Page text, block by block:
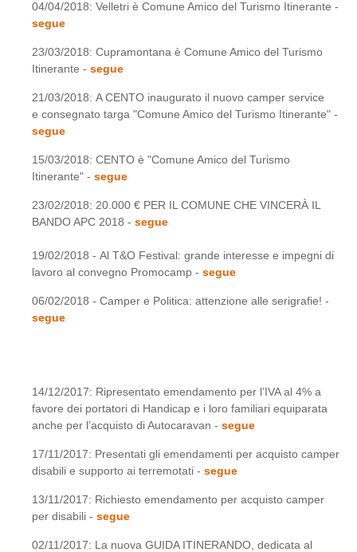
04/04/2018: Velletri è Comune Amico del Turismo Itinerante -
segue
23/03/2018: Cupramontana è Comune Amico del Turismo
Itinerante - segue
21/03/2018: A CENTO inaugurato il nuovo camper service
e consegnato targa "Comune Amico del Turismo Itinerante" -
segue
15/03/2018: CENTO è "Comune Amico del Turismo
Itinerante" - segue
23/02/2018: 20.000 € PER IL COMUNE CHE VINCERÀ IL
BANDO APC 2018 - segue
19/02/2018 - Al T&O Festival: grande interesse e impegni di
lavoro al convegno Promocamp - segue
06/02/2018 - Camper e Politica: attenzione alle serigrafie! -
segue
14/12/2017: Ripresentato emendamento per l’IVA al 4% a
favore dei portatori di Handicap e i loro familiari equiparata
anche per l’acquisto di Autocaravan - segue
17/11/2017: Presentati gli emendamenti per acquisto camper
disabili e supporto ai terremotati - segue
13/11/2017: Richiesto emendamento per acquisto camper
per disabili - segue
02/11/2017: La nuova GUIDA ITINERANDO, dedicata al